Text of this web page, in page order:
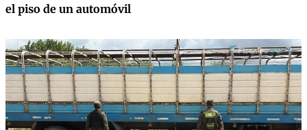
el piso de un automóvil